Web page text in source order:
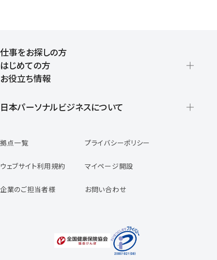
仕事をお探しの方
はじめての方
登録から就業開始までの流れ
お役立ち情報
日本パーソナルビジネスについて
スタッフの声
専任コンサルタントの声
福利厚生のご案内
拠点一覧 プライバシーポリシー
ウェブサイト利用規約 マイページ開設
企業のご担当者様 お問い合わせ